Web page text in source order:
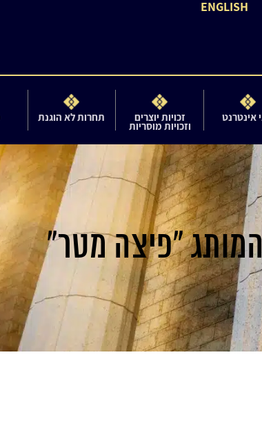
ENGLISH
אינטרנט זכויות יוצרים
וזכויות מוסריות
תחרות לא הוגנת
"פיצה מטר"